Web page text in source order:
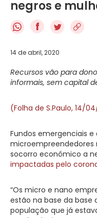
negros e
f
14 de abril, 2020
Recursos vão para
informais, sem capital
(Folha de S.Paulo, 14/
Fundos emergenciais
microempreendedores
socorro econômico a
impactadas pelo
“Os micro e nano
estão na base da base
população que já